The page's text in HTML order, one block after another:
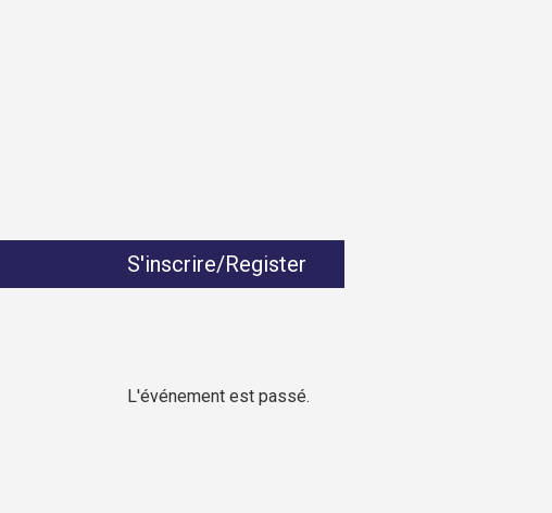
S'inscrire/Register
L'événement est passé.